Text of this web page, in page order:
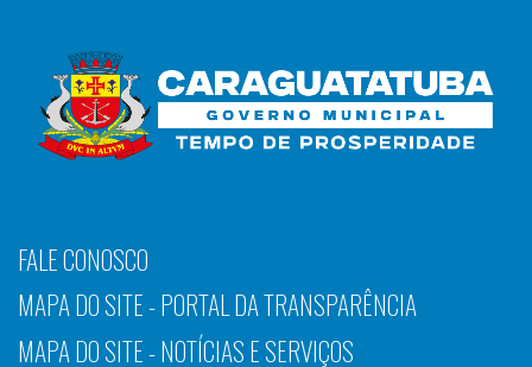
FALE CONOSCO
MAPA DO SITE - PORTAL DA TRANSPARÊNCIA
MAPA DO SITE - NOTÍCIAS E SERVIÇOS